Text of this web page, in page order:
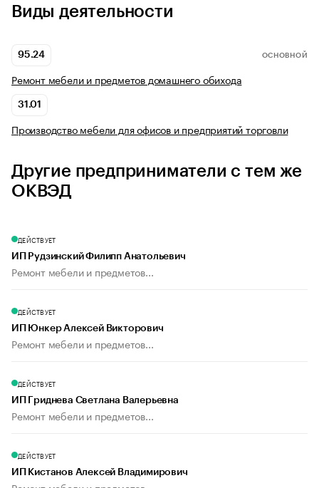
Виды деятельности
95.24 ОСНОВНОЙ
Ремонт мебели и предметов домашнего обихода
31.01
Производство мебели для офисов и предприятий торговли
Другие предприниматели с тем же
ОКВЭД
ДЕЙСТВУЕТ
ИП Рудзинский Филипп Анатольевич
Ремонт мебели и предметов...
ДЕЙСТВУЕТ
ИП Юнкер Алексей Викторович
Ремонт мебели и предметов...
ДЕЙСТВУЕТ
ИП Гриднева Светлана Валерьевна
Ремонт мебели и предметов...
ДЕЙСТВУЕТ
ИП Кистанов Алексей Владимирович